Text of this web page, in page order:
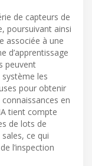
de capteurs de
poursuivant ainsi
associée à une
d’apprentissage
peuvent
les
pour obtenir
en
tient compte
de lots de
ce qui
l’inspection